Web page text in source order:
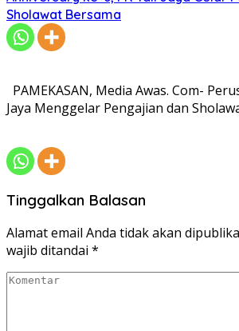
Sholawat Bersama
PAMEKASAN, Media Awas. Com-
Jaya Menggelar Pengajian dan
Tinggalkan Balasan
Alamat email Anda tidak akan
wajib ditandai *